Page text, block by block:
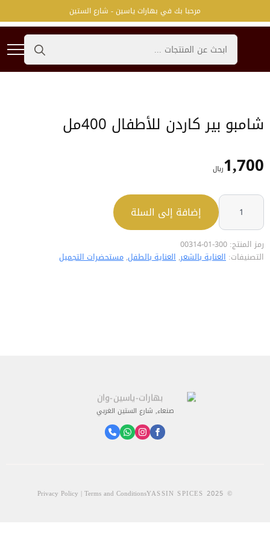
مرحبا بك في بهارات ياسين - شارع الستين
Search
for:
شامبو بير كاردن للأطفال 400مل
1,700﷼
كمية
للأطفال
إضافة إلى السلة
رمز المنتج: 300-01-00314
التصنيفات: العناية بالشعر, العناية بالطفل, مستحضرات التجميل
صنعاء, شارع الستين الغربي
© 2025 YASSIN SPICES
Privacy Policy | Terms and Conditions